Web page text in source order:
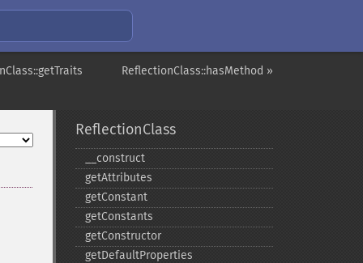
ReflectionClass::hasMethod »
ReflectionClass
_​_​construct
getAttributes
getConstant
getConstants
getConstructor
getDefaultProperties